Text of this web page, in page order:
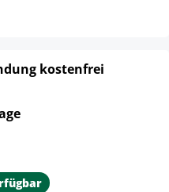
kostenfrei